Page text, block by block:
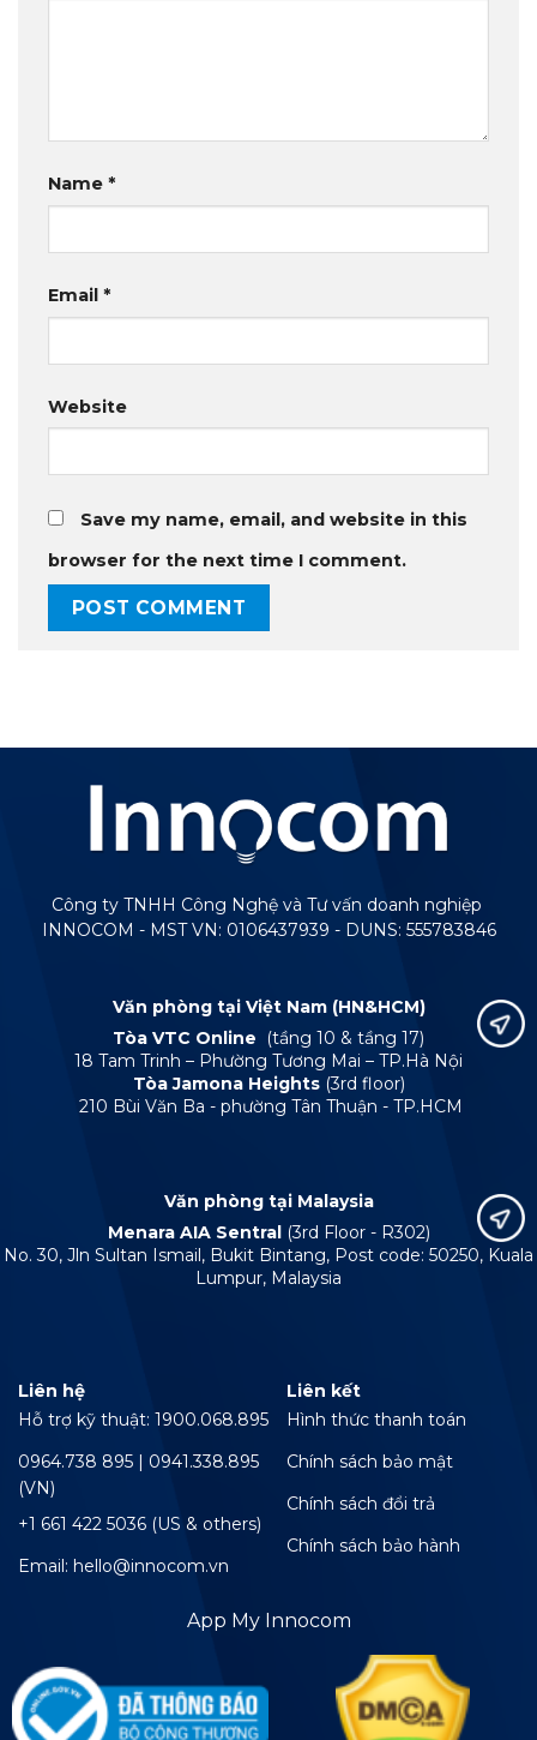
Name *
Email *
Website
Save my name, email, and website in this
browser for the next time I comment.
Công ty TNHH Công Nghệ và Tư vấn doanh nghiệp
INNOCOM - MST VN: 0106437939 - DUNS: 555783846
Văn phòng tại Việt Nam (HN&HCM)
Tòa VTC Online
(tầng 10 & tầng 17)
18 Tam Trinh – Phường Tương Mai – TP.Hà Nội
Tòa Jamona Heights (3rd floor)
210 Bùi Văn Ba - phường Tân Thuận - TP.HCM
Văn phòng tại Malaysia
Menara AIA Sentral (3rd Floor - R302)
No. 30, Jln Sultan Ismail, Bukit Bintang, Post code: 50250, Kuala
Lumpur, Malaysia
Liên hệ
Hỗ trợ kỹ thuật: 1900.068.895
0964.738 895 | 0941.338.895
(VN)
+1 661 422 5036 (US & others)
Email: hello@innocom.vn
Liên kết
Hình thức thanh toán
Chính sách bảo mật
Chính sách đổi trả
Chính sách bảo hành
App My Innocom